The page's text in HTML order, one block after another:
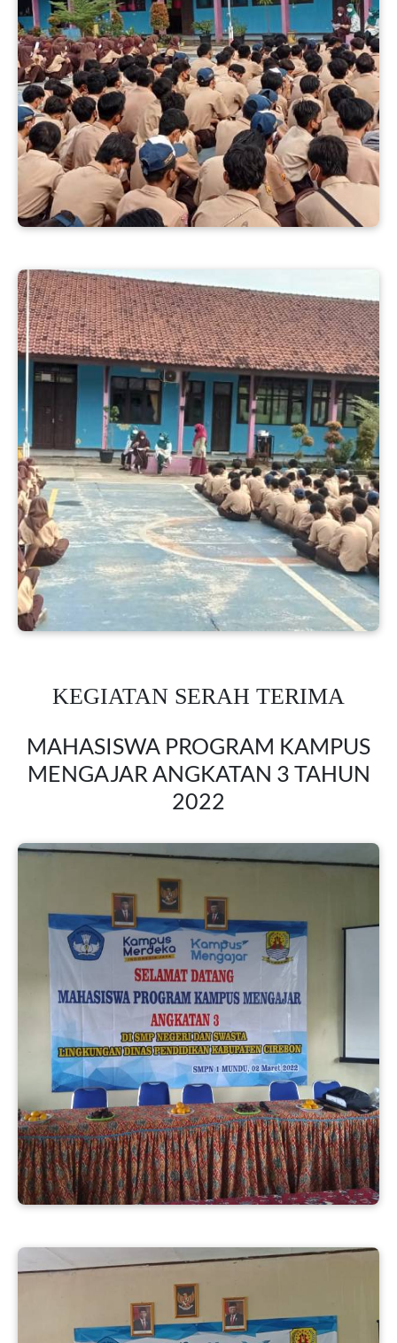
KEGIATAN SERAH TERIMA
MAHASISWA PROGRAM KAMPUS
MENGAJAR ANGKATAN 3 TAHUN
2022